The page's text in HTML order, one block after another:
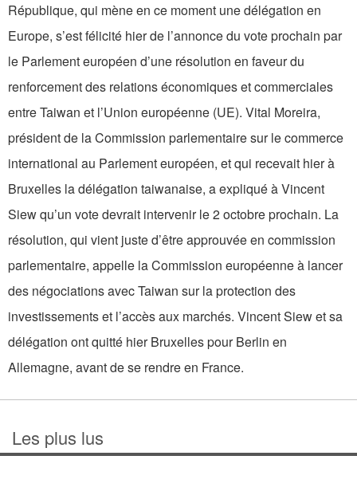
République, qui mène en ce moment une délégation en
Europe, s’est félicité hier de l’annonce du vote prochain par
le Parlement européen d’une résolution en faveur du
renforcement des relations économiques et commerciales
entre Taiwan et l’Union européenne (UE). Vital Moreira,
président de la Commission parlementaire sur le commerce
international au Parlement européen, et qui recevait hier à
Bruxelles la délégation taiwanaise, a expliqué à Vincent
Siew qu’un vote devrait intervenir le 2 octobre prochain. La
résolution, qui vient juste d’être approuvée en commission
parlementaire, appelle la Commission européenne à lancer
des négociations avec Taiwan sur la protection des
investissements et l’accès aux marchés. Vincent Siew et sa
délégation ont quitté hier Bruxelles pour Berlin en
Allemagne, avant de se rendre en France.
Les plus lus